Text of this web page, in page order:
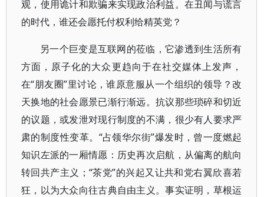
观，使用诡计和欺骗来实现政治利益。在丑闻与谎言
的时代，谁还会愿托付权利给精英党？
另一个巨变是互联网的莅临，它渗透到生活所有
方面，原子化的大众更趋向于在社交媒体上发声，
在“朋友圈”里讨论，谁原意服从一个组织的领导？改
天换地的社会愿景已渐行渐远。抗议那些琐碎和切近
的议题，或发泄对现行制度的不满，很少有人要求严
肃的制度性变革。“占领华尔街”爆发时，曾一度燃起
知识左派的一厢情愿：历史再次启航，从偏离的航向
转回共产主义；“茶党”的兴起又让共和党右翼欣喜若
狂，以为大众向往古典自由主义。事实证明，草根运